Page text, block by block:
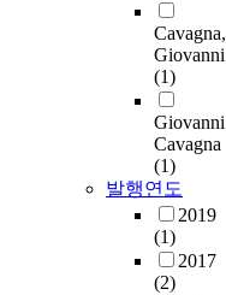
Cavagna,
Giovanni
(1)
Giovanni
Cavagna
(1)
발행연도
2019
(1)
2017
(2)